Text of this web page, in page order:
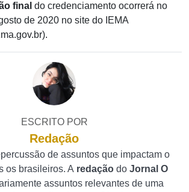
final do credenciamento ocorrerá no
de 2020 no site do IEMA
ESCRITO POR
Redação
de assuntos que impactam o
os brasileiros. A redação do Jornal O
assuntos relevantes de uma